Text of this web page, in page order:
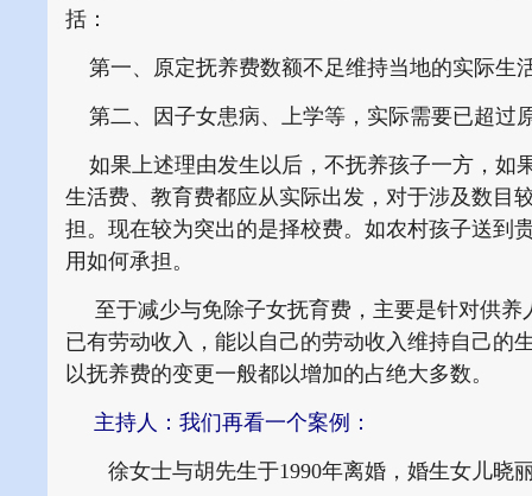
括：
第一、原定抚养费数额不足维持当地的实际生
第二、因子女患病、上学等，实际需要已超过
如果上述理由发生以后，不抚养孩子一方，如
生活费、教育费都应从实际出发，对于涉及数目
担。现在较为突出的是择校费。如农村孩子送到
用如何承担。
至于减少与免除子女抚育费，主要是针对供养
已有劳动收入，能以自己的劳动收入维持自己的
以抚养费的变更一般都以增加的占绝大多数。
主持人：我们再看一个案例：
徐女士与胡先生于1990年离婚，婚生女儿晓